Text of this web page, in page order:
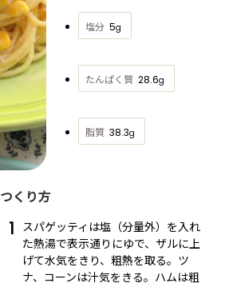
塩分 5g
たんぱく質 28.6g
脂質 38.3g
つくり方
1 スパゲッティは塩（分量外）を入れ
た熱湯で表示通りにゆで、ザルに上
げて水気をきり、粗熱を取る。ツ
ナ、コーンは汁気をきる。ハムは粗